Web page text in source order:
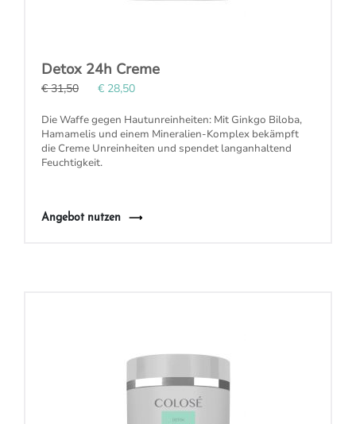
Detox 24h Creme
€ 31,50 € 28,50
Die Waffe gegen Hautunreinheiten: Mit Ginkgo Biloba,
Hamamelis und einem Mineralien-Komplex bekämpft
die Creme Unreinheiten und spendet langanhaltend
Feuchtigkeit.
Angebot nutzen